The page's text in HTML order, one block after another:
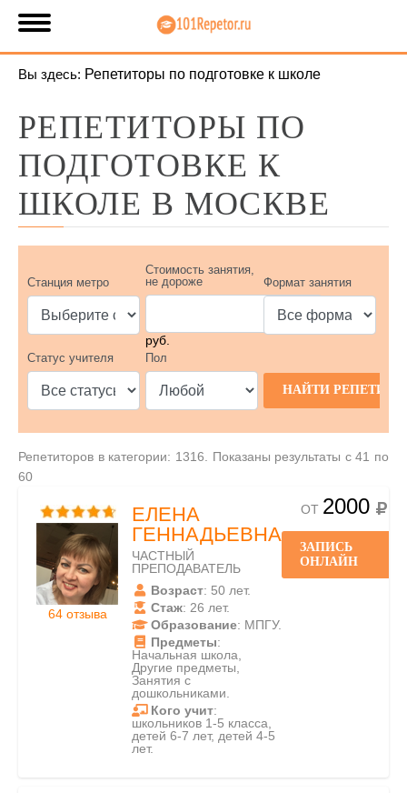
Вы здесь: Репетиторы по подготовке к школе
РЕПЕТИТОРЫ ПО
ПОДГОТОВКЕ К
ШКОЛЕ В МОСКВЕ
Станция метро
Стоимость занятия,
не дороже
руб.
Формат занятия
Статус учителя Пол
Репетиторов в категории: 1316. Показаны результаты с 41 по
60
64 отзыва
ЕЛЕНА
ГЕННАДЬЕВНА
ЧАСТНЫЙ
ПРЕПОДАВАТЕЛЬ
Возраст: 50 лет.
Стаж: 26 лет.
Образование: МПГУ.
Предметы:
Начальная школа,
Другие предметы,
Занятия с
дошкольниками.
Кого учит:
школьников 1-5 класса,
детей 6-7 лет, детей 4-5
лет.
ОТ 2000
ЗАПИСЬ
ОНЛАЙН